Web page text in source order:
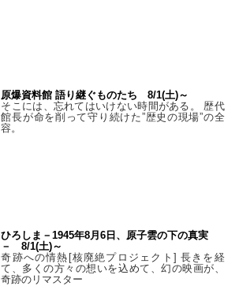
原爆資料館 語り継ぐものたち 8/1(土)～
そこには、忘れてはいけない時間がある。 歴代
館長が命を削って守り続けた”歴史の現場”の全
容。
ひろしま－1945年8月6日、原子雲の下の真実
－ 8/1(土)～
奇跡への情熱[核廃絶プロジェクト] 長きを経
て、多くの方々の想いを込めて、幻の映画が、
奇跡のリマスター